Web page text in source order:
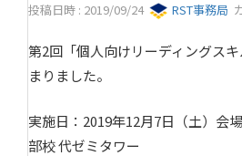
投稿日時 : 2019/09/24 RST事務局
第2回「個人向けリーディングス
まりました。
実施日：2019年12月7日（土）会
部校 代ゼミタワー